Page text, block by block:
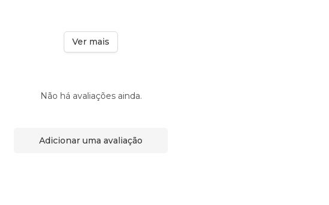
Ver mais
Não há avaliações ainda.
Adicionar uma avaliação